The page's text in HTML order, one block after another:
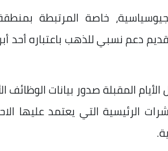
خاصة المرتبطة
تقديم دعم نسبي للذهب باعتباره أحد
المقبلة صدور بيانات
الرئيسية التي يعتمد عليها